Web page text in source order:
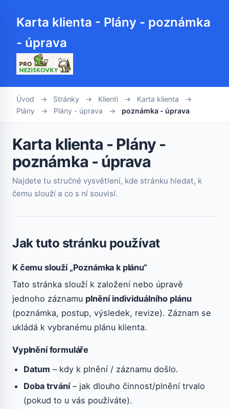
Karta klienta - Plány - poznámka
- úprava
Úvod → Stránky → Klienti → Karta klienta
→
Plány
→ Plány - úprava → poznámka - úprava
Karta klienta - Plány -
poznámka - úprava
Najdete tu stručné vysvětlení, kde stránku hledat, k
čemu slouží a co s ní souvisí.
Jak tuto stránku používat
K čemu slouží „Poznámka k plánu“
Tato stránka slouží k založení nebo úpravě
jednoho záznamu plnění individuálního plánu
(poznámka, postup, výsledek, revize). Záznam se
ukládá k vybranému plánu klienta.
Vyplnění formuláře
Datum – kdy k plnění / záznamu došlo.
Doba trvání– jak dlouho činnost/plnění trvalo
(pokud to u vás používáte).